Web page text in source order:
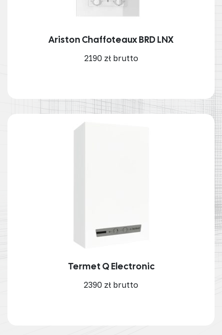
Ariston Chaffoteaux BRD LNX
2190 zł brutto
Termet Q Electronic
2390 zł brutto